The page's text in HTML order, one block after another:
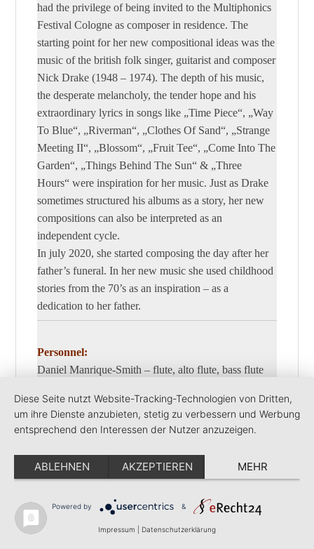
had the privilege of being invited to the Multiphonics
Festival Cologne as composer in residence. The
starting point for her new compositional ideas was the
music of the british folk singer, guitarist and composer
Nick Drake (1948 – 1974). The depth of his music,
the desperate melancholy, the tender hope and his
extraordinary lyrics in songs like „Time Piece“, „Way
To Blue“, „Riverman“, „Clothes Of Sand“, „Strange
Meeting II“, „Blossom“, „Fruit Tee“, „Come Into The
Garden“, „Things Behind The Sun“ & „Three
Hours“ were inspiration for her music. Just as Drake
sometimes structured his albums as a story, her new
compositions can also be interpreted as an
independent cycle.
In july 2020, she started composing the day after her
father’s funeral. In her new music she used childhood
stories from the 70’s as an inspiration – as a
dedication to her father.
Personnel:
Daniel Manrique-Smith – flute, alto flute, bass flute
Mona Matbou-Riahi – clarinet
Steffen Schorn – contra-alto clarinet, C-melody
Thomas Savy – bass clarinet
Dirk-Peter Kölsch – drums
Gina Schwarz – bass, composition, arrangement
Diese Seite nutzt Website-Tracking-Technologien von Dritten,
um ihre Dienste anzubieten, stetig zu verbessern und Werbung
entsprechend den Interessen der Nutzer anzuzeigen.
ABLEHNEN AKZEPTIEREN MEHR
Powered by &
Impressum Datenschutzerklärung